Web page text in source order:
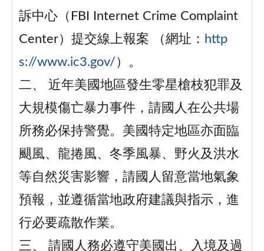
訴中心（FBI Internet Crime Complaint
Center）提交線上報案 （網址： http
s://www.ic3.gov/）。
二、 近年美國地區發生零星槍枝犯罪及
大規模傷亡暴力事件，請國人在公共場
所務必保持警覺。美國特定地區亦面臨
颶風、龍捲風、冬季風暴、野火及洪水
等自然災害影響，請國人留意當地氣象
預報，並遵循當地政府建議與指示，進
行必要疏散作業。
三、 請國人務必遵守美國出、入境及過